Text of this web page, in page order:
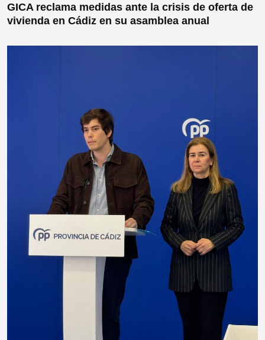
GICA reclama medidas ante la crisis de oferta de
vivienda en Cádiz en su asamblea anual